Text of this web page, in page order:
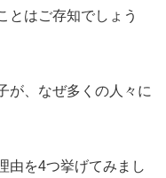
とはご存知でしょう
が、なぜ多くの人々に
由を4つ挙げてみまし